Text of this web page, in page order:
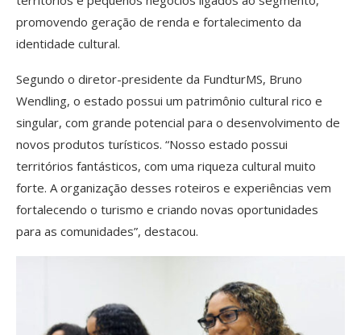
promovendo geração de renda e fortalecimento da
identidade cultural.
Segundo o diretor-presidente da FundturMS, Bruno
Wendling, o estado possui um patrimônio cultural rico e
singular, com grande potencial para o desenvolvimento de
novos produtos turísticos. “Nosso estado possui
territórios fantásticos, com uma riqueza cultural muito
forte. A organização desses roteiros e experiências vem
fortalecendo o turismo e criando novas oportunidades
para as comunidades”, destacou.